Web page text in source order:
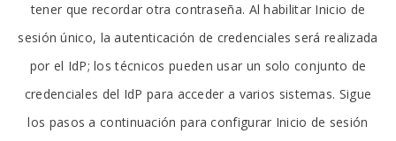
tener que recordar otra contraseña. Al habilitar Inicio de
sesión único, la autenticación de credenciales será realizada
por el IdP; los técnicos pueden usar un solo conjunto de
credenciales del IdP para acceder a varios sistemas. Sigue
los pasos a continuación para configurar Inicio de sesión